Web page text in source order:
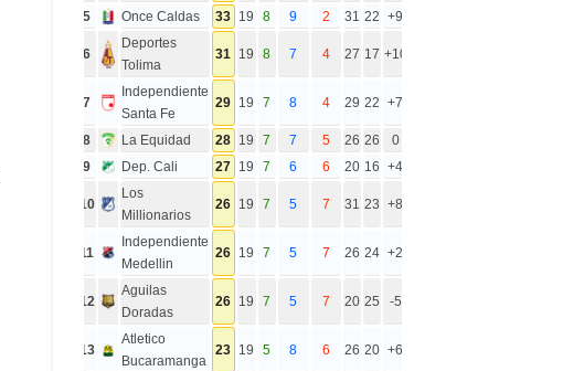
5 Once Caldas 33 19 8 9 2 31 22 +9
6
Deportes
Tolima
31 19 8 7 4 27 17 +10
7
Independiente
Santa Fe
29 19 7 8 4 29 22 +7
8 La Equidad 28 19 7 7 5 26 26
0
9
Dep. Cali 27 19 7 6 6 20 16 +4
10
Los
Millionarios
26 19 7 5 7 31 23 +8
11
Independiente
Medellin
26 19 7 5 7 26 24 +2
12
Aguilas
Doradas
26 19 7 5 7 20 25 -5
13
Atletico
Bucaramanga
23 19 5 8 6 26 20 +6